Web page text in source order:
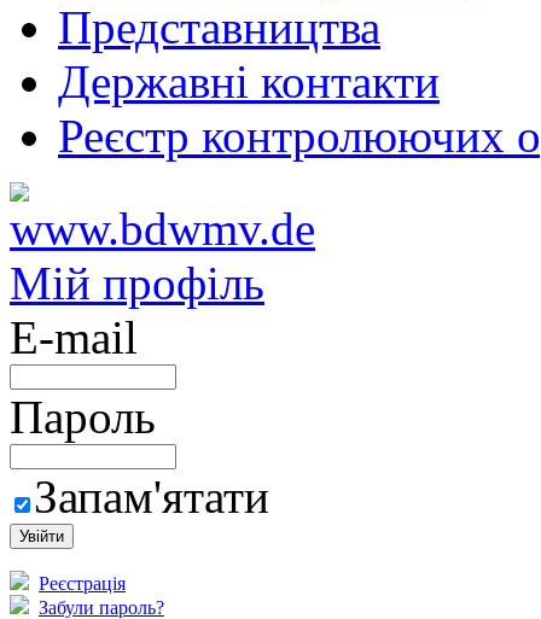
Представництва
Державні контакти
Реєстр контролюючих
Мій профіль
E-mail
Пароль
Запам'ятати
Реєстрація
Забули пароль?